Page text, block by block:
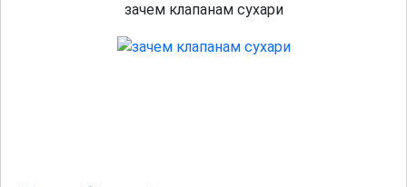
зачем клапанам сухари